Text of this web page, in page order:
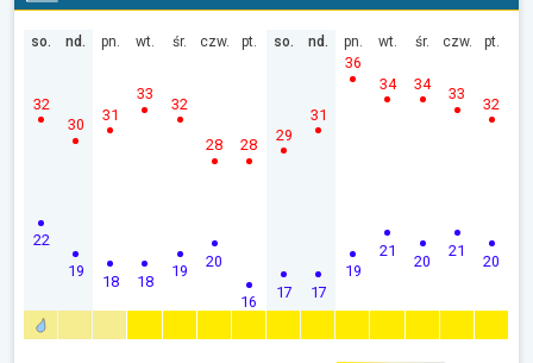
so.
22
32
nd.
19
30
pn.
18
31
wt.
18
33
śr.
19
32
czw.
20
28
pt.
16
28
so.
17
29
nd.
17
31
pn.
19
36
wt.
21
34
śr.
20
34
czw.
21
33
pt.
20
32